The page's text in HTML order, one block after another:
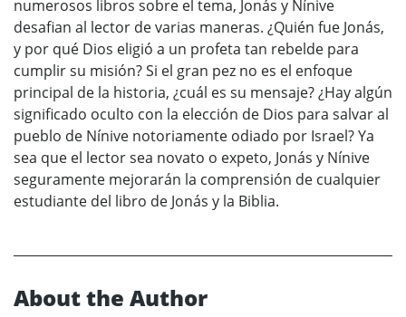
numerosos libros sobre el tema, Jonás y Nínive
desafian al lector de varias maneras. ¿Quién fue Jonás,
y por qué Dios eligió a un profeta tan rebelde para
cumplir su misión? Si el gran pez no es el enfoque
principal de la historia, ¿cuál es su mensaje? ¿Hay algún
significado oculto con la elección de Dios para salvar al
pueblo de Nínive notoriamente odiado por Israel? Ya
sea que el lector sea novato o expeto, Jonás y Nínive
seguramente mejorarán la comprensión de cualquier
estudiante del libro de Jonás y la Biblia.
About the Author